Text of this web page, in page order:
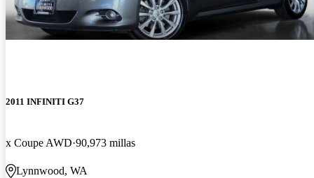
2011 INFINITI G37
x Coupe AWD 90,973 millas
Lynnwood, WA